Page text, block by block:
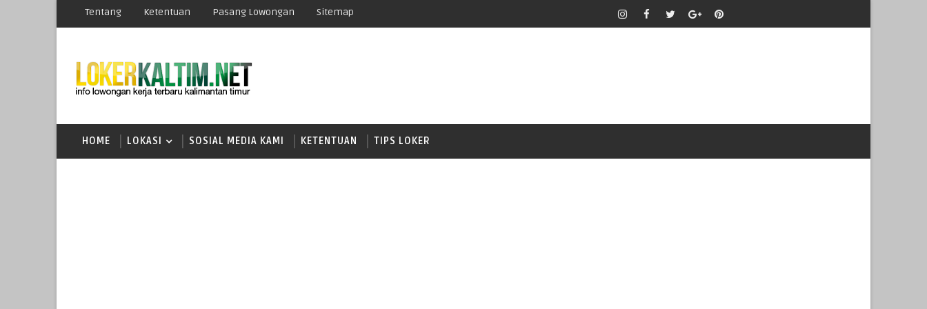
Tentang Ketentuan Pasang Lowongan Sitemap
HOME LOKASI SOSIAL MEDIA KAMI KETENTUAN TIPS LOKER